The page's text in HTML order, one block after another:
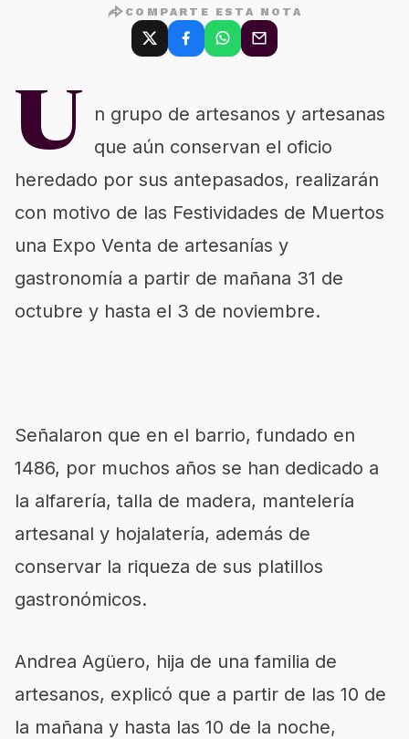
COMPARTE ESTA NOTA
U
n grupo de artesanos y artesanas
que aún conservan el oficio
heredado por sus antepasados, realizarán
con motivo de las Festividades de Muertos
una Expo Venta de artesanías y
gastronomía a partir de mañana 31 de
octubre y hasta el 3 de noviembre.
Señalaron que en el barrio, fundado en
1486, por muchos años se han dedicado a
la alfarería, talla de madera, mantelería
artesanal y hojalatería, además de
conservar la riqueza de sus platillos
gastronómicos.
Andrea Agüero, hija de una familia de
artesanos, explicó que a partir de las 10 de
la mañana y hasta las 10 de la noche,